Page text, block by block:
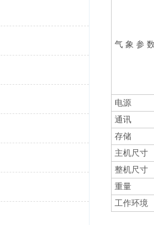
气 象 参
电源
通讯
存储
主机尺寸
整机尺寸
重量
工作环境